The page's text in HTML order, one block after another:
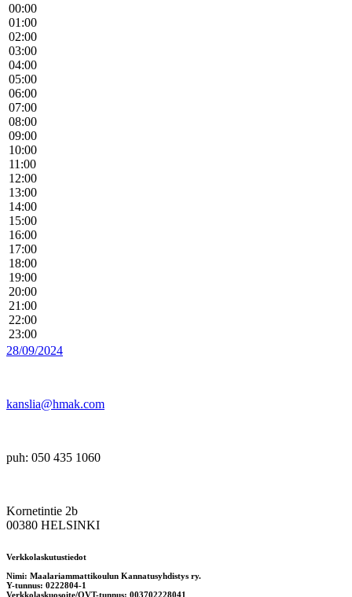
00:00
01:00
02:00
03:00
04:00
05:00
06:00
07:00
08:00
09:00
10:00
11:00
12:00
13:00
14:00
15:00
16:00
17:00
18:00
19:00
20:00
21:00
22:00
23:00
28/09/2024
kanslia@hmak.com
puh: 050 435 1060
Kornetintie 2b
00380 HELSINKI
Verkkolaskutustiedot
Nimi: Maalariammattikoulun Kannatusyhdistys ry.
Y-tunnus: 0222804-1
Verkkolaskuosoite/OVT-tunnus: 003702228041